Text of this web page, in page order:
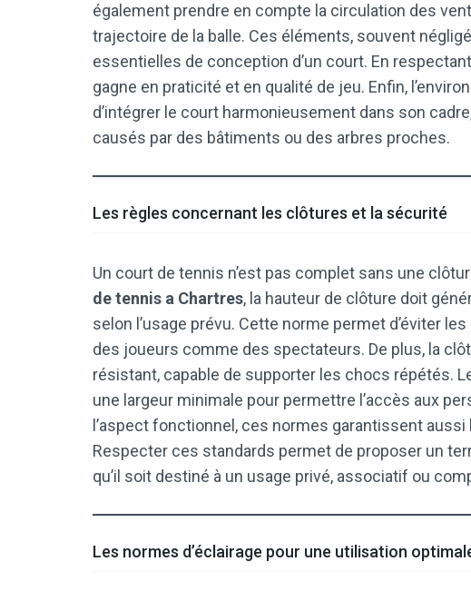
également prendre en compte la circulation des
trajectoire de la balle. Ces éléments, souvent
essentielles de conception d’un court. En
gagne en praticité et en qualité de jeu. Enfin,
d’intégrer le court harmonieusement dans son
causés par des bâtiments ou des arbres proches.
Les règles concernant les clôtures et la sécurité
Un court de tennis n’est pas complet sans une
de tennis a Chartres, la hauteur de clôture doit
selon l’usage prévu. Cette norme permet d’éviter
des joueurs comme des spectateurs. De plus, la
résistant, capable de supporter les chocs répétés.
une largeur minimale pour permettre l’accès aux
l’aspect fonctionnel, ces normes garantissent
Respecter ces standards permet de proposer un
qu’il soit destiné à un usage privé, associatif ou
Les normes d’éclairage pour une utilisation